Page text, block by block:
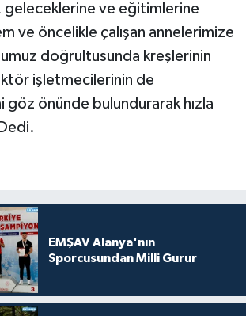
geleceklerine ve eğitimlerine
ve öncelikle çalışan annelerimize
doğrultusunda kreşlerinin
işletmecilerinin de
göz önünde bulundurarak hızla
EMŞAV Alanya'nın
Sporcusundan Milli Gurur